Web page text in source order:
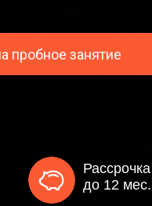
пробное занятие
Рассрочка
до 12 мес.